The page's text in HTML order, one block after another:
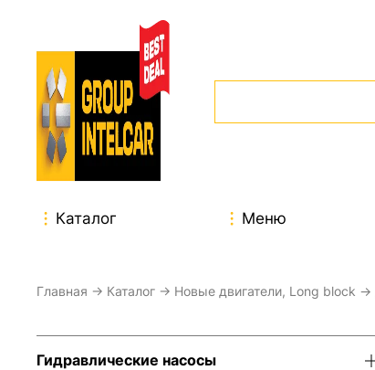
Каталог Меню
Главная → Каталог → Новые двигатели, Long block →
Гидравлические насосы